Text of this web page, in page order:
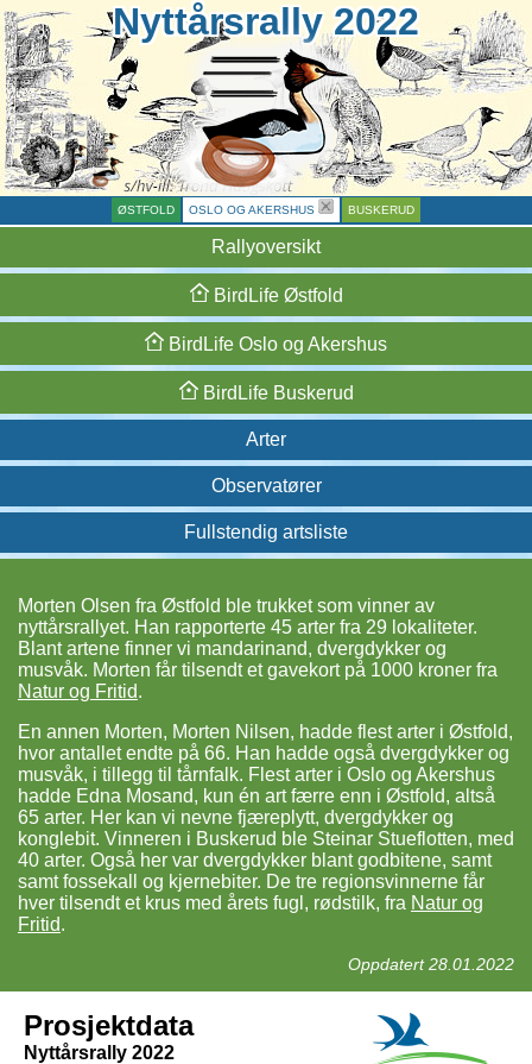
Nyttårsrally 2022
ØSTFOLD OSLO OG AKERSHUS BUSKERUD
Rallyoversikt
BirdLifeØstfold
BirdLife Oslo og Akershus
BirdLifeBuskerud
Arter
Observatører
Fullstendig artsliste
Morten Olsen fra Østfold ble trukket som vinner av
nyttårsrallyet. Han rapporterte 45 arter fra 29 lokaliteter.
Blant artene finner vi mandarinand, dvergdykker og
musvåk. Morten får tilsendt et gavekort på 1000 kroner fra
Natur og Fritid.
En annen Morten, Morten Nilsen, hadde flest arter i Østfold,
hvor antallet endte på 66. Han hadde også dvergdykker og
musvåk, i tillegg til tårnfalk. Flest arter i Oslo og Akershus
hadde Edna Mosand, kun én art færre enn i Østfold, altså
65 arter. Her kan vi nevne fjæreplytt, dvergdykker og
konglebit. Vinneren i Buskerud ble Steinar Stueflotten, med
40 arter. Også her var dvergdykker blant godbitene, samt
samt fossekall og kjernebiter. De tre regionsvinnerne får
hver tilsendt et krus med årets fugl, rødstilk, fra Natur og
Fritid.
Oppdatert 28.01.2022
Prosjektdata
Nyttårsrally 2022